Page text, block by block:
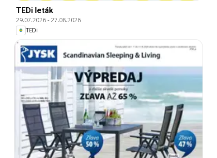
TEDi leták
29.07.2026-27.08.2026
TEDi